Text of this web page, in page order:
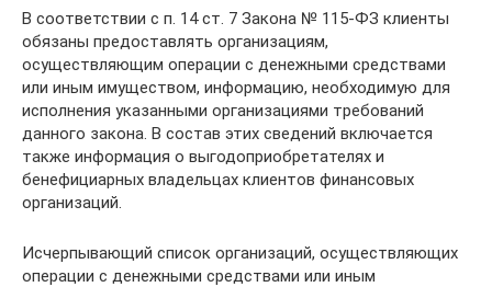
В соответствии с п. 14 ст. 7 Закона № 115-ФЗ клиенты
обязаны предоставлять организациям,
осуществляющим операции с денежными средствами
или иным имуществом, информацию, необходимую для
исполнения указанными организациями требований
данного закона. В состав этих сведений включается
также информация о выгодоприобретателях и
бенефициарных владельцах клиентов финансовых
организаций.
Исчерпывающий список организаций, осуществляющих
операции с денежными средствами или иным